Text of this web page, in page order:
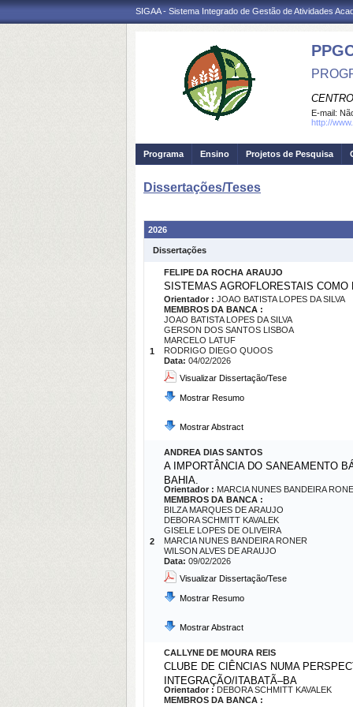
SIGAA - Sistema Integrado de Gestão de Atividades
E-mail:
http://
Programa Ensino Projetos de Pesquisa
Dissertações/Teses
2026
Dissertações
1
FELIPE DA ROCHA ARAUJO
SISTEMAS AGROFLORESTAIS
Orientador : JOAO BATISTA LOPES DA SILVA
MEMBROS DA BANCA :
JOAO BATISTA LOPES DA SILVA
GERSON DOS SANTOS LISBOA
MARCELO LATUF
RODRIGO DIEGO QUOOS
Data: 04/02/2026
Visualizar Dissertação/Tese
Mostrar Resumo
Mostrar Abstract
2
ANDREA DIAS SANTOS
A IMPORTÂNCIA DO SANEAMENTO
BAHIA.
Orientador : MARCIA NUNES BANDEIRA
MEMBROS DA BANCA :
BILZA MARQUES DE ARAUJO
DEBORA SCHMITT KAVALEK
GISELE LOPES DE OLIVEIRA
MARCIA NUNES BANDEIRA RONER
WILSON ALVES DE ARAUJO
Data: 09/02/2026
Visualizar Dissertação/Tese
Mostrar Resumo
Mostrar Abstract
CALLYNE DE MOURA REIS
CLUBE DE CIÊNCIAS NUMA
INTEGRAÇÃO/ITABATÃ–BA
Orientador : DEBORA SCHMITT KAVALEK
MEMBROS DA BANCA :